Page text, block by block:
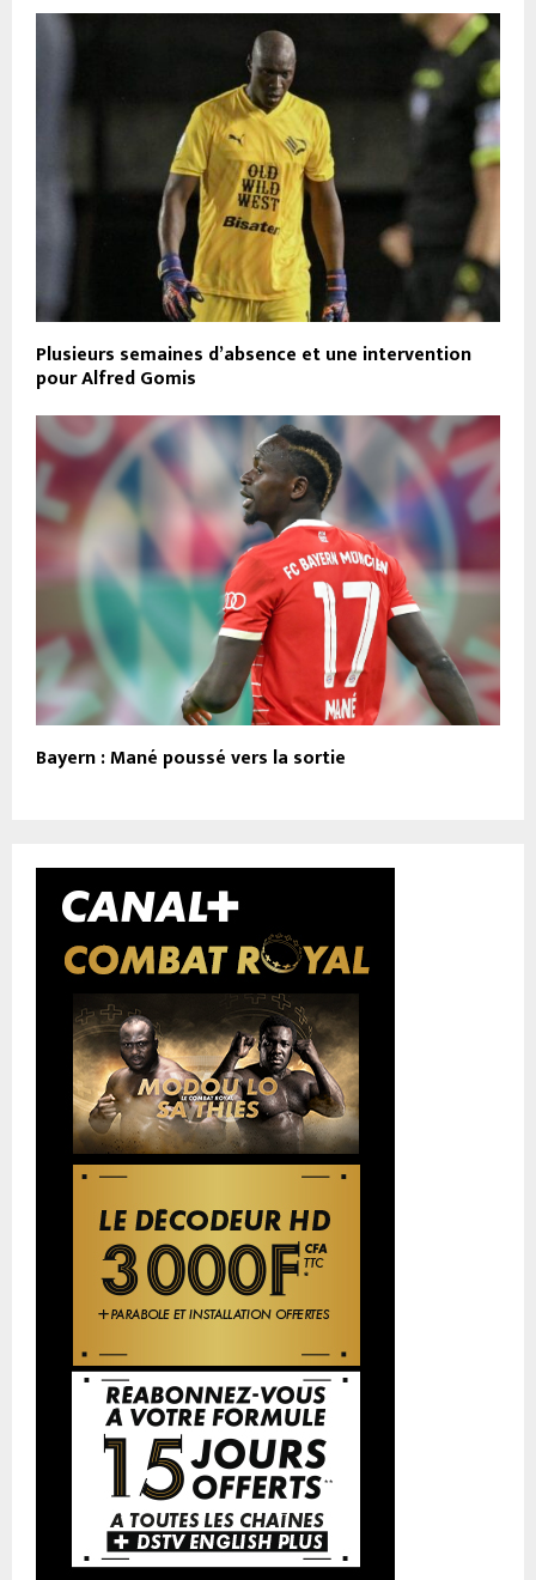
Plusieurs semaines d’absence et une intervention
pour Alfred Gomis
Bayern : Mané poussé vers la sortie